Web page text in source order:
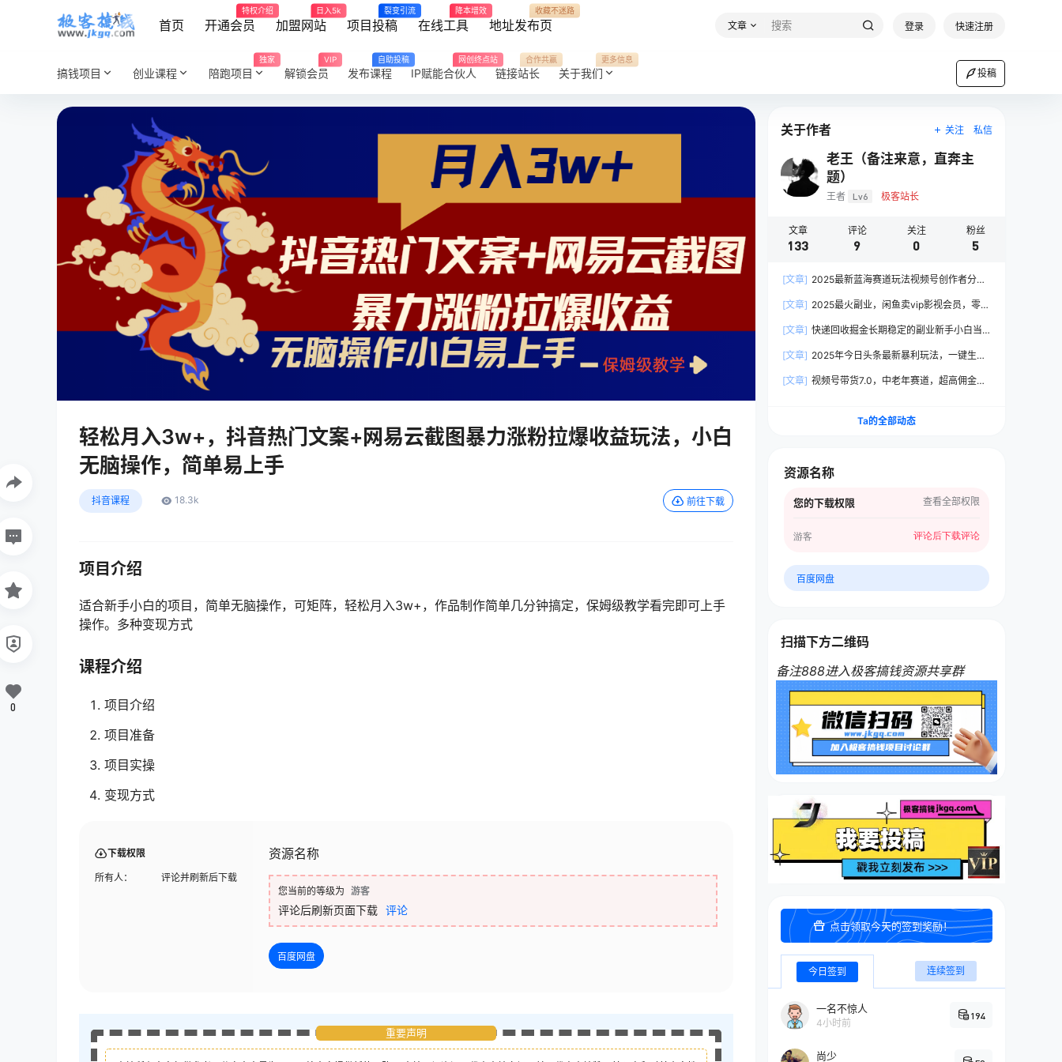
首页 开通会员
特权介绍
加盟网站
日入5k
项目投稿
裂变引流
在线工具
降本增效
地址发布页
收藏不迷路
文章 登录 快速注册
搞钱项目 创业课程 陪跑项目
独家
解锁会员
VIP
发布课程
自助投稿
IP赋能合伙人
网创终点站
链接站长
合作共赢
关于我们
更多信息
投稿
轻松月入3w+，抖音热门文案+网易云截图暴力涨粉拉爆收益玩法，小白
无脑操作，简单易上手
抖音课程 18.3k 前往下载
项目介绍
适合新手小白的项目，简单无脑操作，可矩阵，轻松月入3w+，作品制作简单几分钟搞定，保姆级教学看完即可上手
操作。多种变现方式
课程介绍
项目介绍
项目准备
项目实操
变现方式
下载权限
所有人： 评论并刷新后下载
资源名称
您当前的等级为 游客
评论后刷新页面下载 评论
百度网盘
重要声明
0
关于作者 关注 私信
老王（备注来意，直奔主
题）
王者 Lv6 极客站长
文章
133
评论
9
关注
0
粉丝
5
[文章] 2025最新蓝海赛道玩法视频号创作者分成
2000+
[文章] 2025最火副业，闲鱼卖vip影视会员，零成
[文章] 快递回收掘金长期稳定的副业新手小白当
[文章] 2025年今日头条最新暴利玩法，一键生成
[文章] 视频号带货7.0，中老年赛道，超高佣金
Ta的全部动态
资源名称
您的下载权限 查看全部权限
游客 评论后下载评论
百度网盘
扫描下方二维码
备注888进入极客搞钱资源共享群
点击领取今天的签到奖励！
今日签到 连续签到
一名不惊人
4小时前
194
尚少